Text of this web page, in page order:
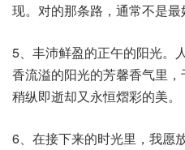
现。对的那条路，通常不是最
5、丰沛鲜盈的正午的阳光。
香流溢的阳光的芳馨香气里
稍纵即逝却又永恒熠彩的美。
6、在接下来的时光里，我愿